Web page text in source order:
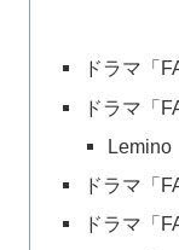
ドラマ「
ドラマ「
Lemino
ドラマ「
ドラマ「